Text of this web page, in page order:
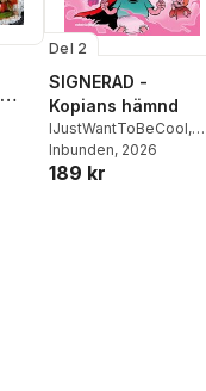
Del 2
SIGNERAD -
Kopians hämnd
IJustWantToBeCool,
Joel Adolphson
Ejdemo Beer
Inbunden, 2026
189 kr